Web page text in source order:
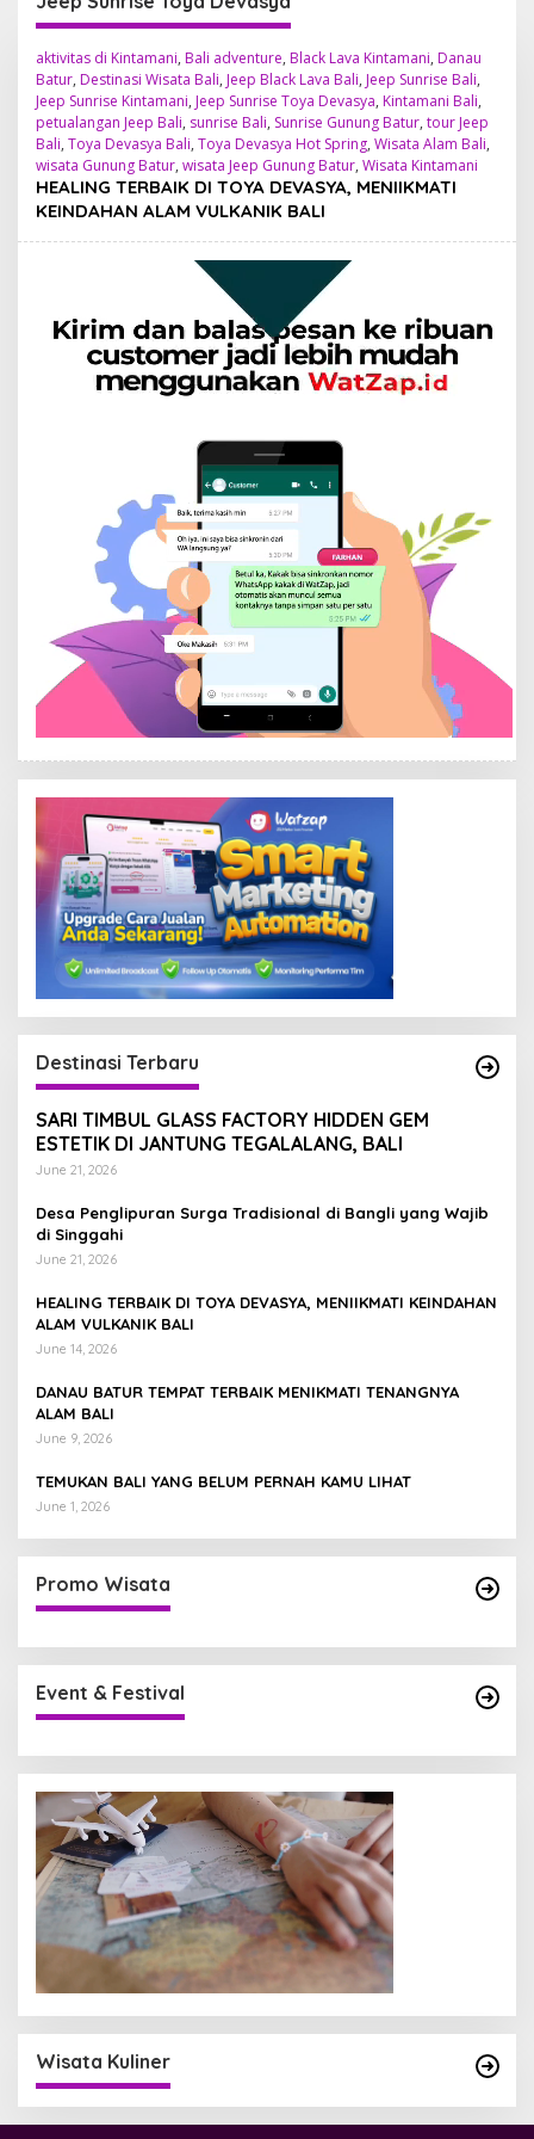
aktivitas di Kintamani, Bali adventure, Black Lava Kintamani, Danau
Batur, Destinasi Wisata Bali, Jeep Black Lava Bali, Jeep Sunrise Bali,
Jeep Sunrise Kintamani, Jeep Sunrise Toya Devasya, Kintamani Bali,
petualangan Jeep Bali, sunrise Bali, Sunrise Gunung Batur, tour Jeep
Bali, Toya Devasya Bali, Toya Devasya Hot Spring, Wisata Alam Bali,
wisata Gunung Batur, wisata Jeep Gunung Batur, Wisata Kintamani
HEALING TERBAIK DI TOYA DEVASYA, MENIIKMATI
KEINDAHAN ALAM VULKANIK BALI
Destinasi Terbaru
SARI TIMBUL GLASS FACTORY HIDDEN GEM
ESTETIK DI JANTUNG TEGALALANG, BALI
June 21, 2026
Desa Penglipuran Surga Tradisional di Bangli yang Wajib
di Singgahi
June 21, 2026
HEALING TERBAIK DI TOYA DEVASYA, MENIIKMATI KEINDAHAN
ALAM VULKANIK BALI
June 14, 2026
DANAU BATUR TEMPAT TERBAIK MENIKMATI TENANGNYA
ALAM BALI
June 9, 2026
TEMUKAN BALI YANG BELUM PERNAH KAMU LIHAT
June 1, 2026
Promo Wisata
Event & Festival
Wisata Kuliner